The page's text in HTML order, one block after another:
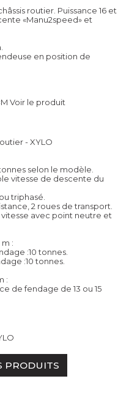
routier. Puissance 16 et
«Manu2speed» et
en position de
Voir le produit
- XYLO
selon le modèle.
vitesse de descente du
triphasé.
2 roues de transport.
avec point neutre et
:
:10 tonnes.
:10 tonnes.
:
de fendage de 13 ou 15
PRODUITS